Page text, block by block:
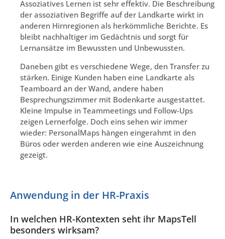
Assoziatives Lernen ist sehr effektiv. Die Beschreibung
der assoziativen Begriffe auf der Landkarte wirkt in
anderen Hirnregionen als herkömmliche Berichte. Es
bleibt nachhaltiger im Gedächtnis und sorgt für
Lernansätze im Bewussten und Unbewussten.
Daneben gibt es verschiedene Wege, den Transfer zu
stärken. Einige Kunden haben eine Landkarte als
Teamboard an der Wand, andere haben
Besprechungszimmer mit Bodenkarte ausgestattet.
Kleine Impulse in Teammeetings und Follow-Ups
zeigen Lernerfolge. Doch eins sehen wir immer
wieder: PersonalMaps hängen eingerahmt in den
Büros oder werden anderen wie eine Auszeichnung
gezeigt.
Anwendung in der HR-Praxis
In welchen HR-Kontexten seht ihr MapsTell
besonders wirksam?